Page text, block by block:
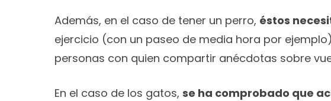
Además, en el caso de tener un perro, éstos
ejercicio (con un paseo de media hora por
personas con quien compartir anécdotas sobre
En el caso de los gatos, se ha comprobado que